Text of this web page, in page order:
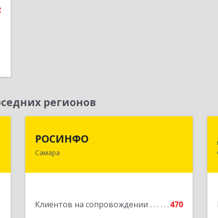
регионов
РОСИНФО
Самара
Клиентов на сопровождении
470
443069, Самарская обл, Самара г,